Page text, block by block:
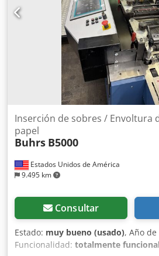
Estados Unidos de América
9.495 km
Inserción de sobres / Envoltura
papel
Buhrs B5000
Consultar
Estado: muy bueno (usado), Año
Funcionalidad: totalmente funcional